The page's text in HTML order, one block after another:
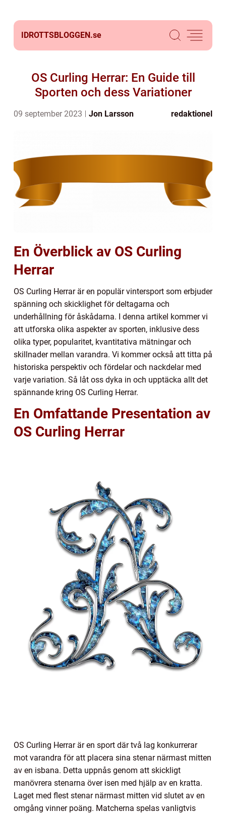
IDROTTSBLOGGEN.se
OS Curling Herrar: En Guide till
Sporten och dess Variationer
09 september 2023 Jon Larsson redaktionel
En Överblick av OS Curling
Herrar
OS Curling Herrar är en populär vintersport som erbjuder
spänning och skicklighet för deltagarna och
underhållning för åskådarna. I denna artikel kommer vi
att utforska olika aspekter av sporten, inklusive dess
olika typer, popularitet, kvantitativa mätningar och
skillnader mellan varandra. Vi kommer också att titta på
historiska perspektiv och fördelar och nackdelar med
varje variation. Så låt oss dyka in och upptäcka allt det
spännande kring OS Curling Herrar.
En Omfattande Presentation av
OS Curling Herrar
OS Curling Herrar är en sport där två lag konkurrerar
mot varandra för att placera sina stenar närmast mitten
av en isbana. Detta uppnås genom att skickligt
manövrera stenarna över isen med hjälp av en kratta.
Laget med flest stenar närmast mitten vid slutet av en
omgång vinner poäng. Matcherna spelas vanligtvis